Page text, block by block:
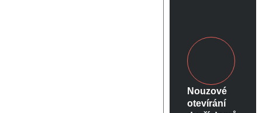
Nouzové
otevírání